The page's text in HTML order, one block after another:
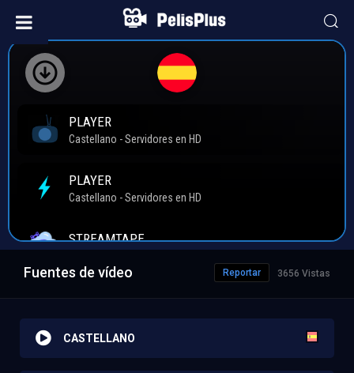
Fuentes de vídeo 3656 Vistas
Reportar
CASTELLANO